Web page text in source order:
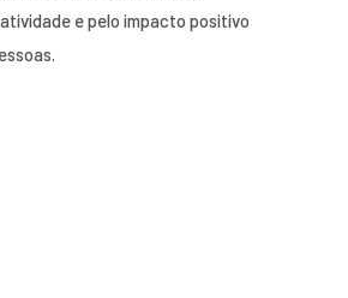
e pelo impacto positivo